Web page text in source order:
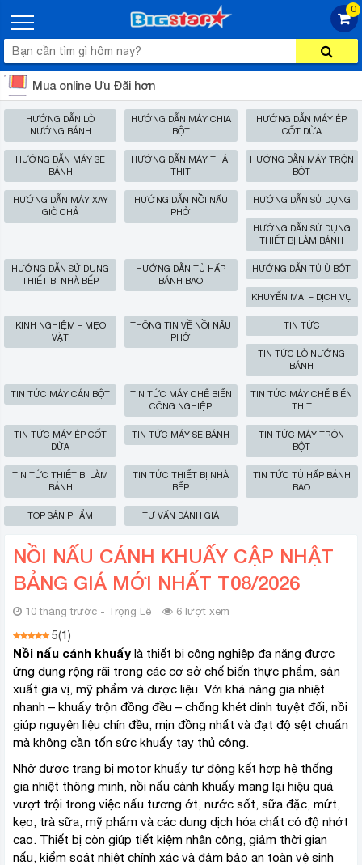
0
Mua online Ưu Đãi hơn
HƯỚNG DẪN LÒ
NƯỚNG BÁNH
HƯỚNG DẪN MÁY CHIA
BỘT
HƯỚNG DẪN MÁY ÉP
CỐT DỪA
HƯỚNG DẪN MÁY SE
BÁNH
HƯỚNG DẪN MÁY THÁI
THỊT
HƯỚNG DẪN MÁY TRỘN
BỘT
HƯỚNG DẪN MÁY XAY
GIÒ CHẢ
HƯỚNG DẪN NỒI NẤU
PHỞ
HƯỚNG DẪN SỬ DỤNG
HƯỚNG DẪN SỬ DỤNG
THIẾT BỊ LÀM BÁNH
HƯỚNG DẪN SỬ DỤNG
THIẾT BỊ NHÀ BẾP
HƯỚNG DẪN TỦ HẤP
BÁNH BAO
HƯỚNG DẪN TỦ Ủ BỘT
KHUYẾN MẠI – DỊCH VỤ
KINH NGHIỆM – MẸO
VẶT
THÔNG TIN VỀ NỒI NẤU
PHỞ
TIN TỨC
TIN TỨC LÒ NƯỚNG
BÁNH
TIN TỨC MÁY CÁN BỘT
TIN TỨC MÁY CHẾ BIẾN
CÔNG NGHIỆP
TIN TỨC MÁY CHẾ BIẾN
THỊT
TIN TỨC MÁY ÉP CỐT
DỪA
TIN TỨC MÁY SE BÁNH
TIN TỨC MÁY TRỘN
BỘT
TIN TỨC THIẾT BỊ LÀM
BÁNH
TIN TỨC THIẾT BỊ NHÀ
BẾP
TIN TỨC TỦ HẤP BÁNH
BAO
TOP SẢN PHẨM TƯ VẤN ĐÁNH GIÁ
NỒI NẤU CÁNH KHUẤY CẬP NHẬT
BẢNG GIÁ MỚI NHẤT T08/2026
10 tháng trước - Trọng Lê 6 lượt xem
5(1)
Nồi nấu cánh khuấy là thiết bị công nghiệp đa năng được
ứng dụng rộng rãi trong các cơ sở chế biến thực phẩm, sản
xuất gia vị, mỹ phẩm và dược liệu. Với khả năng gia nhiệt
nhanh – khuấy trộn đồng đều – chống khét dính tuyệt đối, nồi
giúp nguyên liệu chín đều, mịn đồng nhất và đạt độ sệt chuẩn
mà không cần tốn sức khuấy tay thủ công.
Nhờ được trang bị motor khuấy tự động kết hợp hệ thống
gia nhiệt thông minh, nồi nấu cánh khuấy mang lại hiệu quả
vượt trội trong việc nấu tương ớt, nước sốt, sữa đặc, mứt,
kẹo, trà sữa, mỹ phẩm và các dung dịch hóa chất có độ nhớt
cao. Thiết bị còn giúp tiết kiệm nhân công, giảm thời gian
nấu, kiểm soát nhiệt chính xác và đảm bảo an toàn vệ sinh